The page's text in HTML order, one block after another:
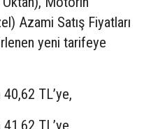
Azami Satış Fiyatları
yeni tarifeye
TL’ye,
TL’ye,